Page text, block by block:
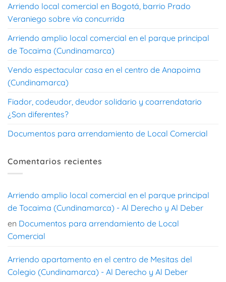
Arriendo local comercial en Bogotá, barrio Prado
Veraniego sobre vía concurrida
Arriendo amplio local comercial en el parque principal
de Tocaima (Cundinamarca)
Vendo espectacular casa en el centro de Anapoima
(Cundinamarca)
Fiador, codeudor, deudor solidario y coarrendatario
¿Son diferentes?
Documentos para arrendamiento de Local Comercial
Comentarios recientes
Arriendo amplio local comercial en el parque principal
de Tocaima (Cundinamarca) - Al Derecho y Al Deber
en Documentos para arrendamiento de Local
Comercial
Arriendo apartamento en el centro de Mesitas del
Colegio (Cundinamarca) - Al Derecho y Al Deber